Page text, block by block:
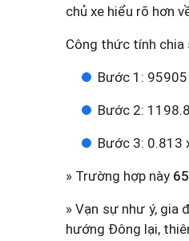
chủ xe hiểu rõ hơn
Công thức tính chia
Bước 1:
Bước 2:
Bước 3: 0.813
» Trường hợp này 65
» Vạn sự như ý, gia
hướng Đông lại,